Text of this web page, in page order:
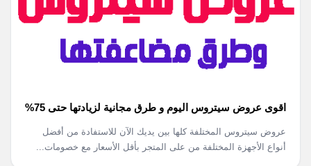
اقوى عروض سيتروس اليوم و طرق مجانية لزيادتها حتى 75%
عروض سيتروس المختلفة كلها بين يديك الآن للاستفادة من أفضل
أنواع الأجهزة المختلفة من على المتجر بأقل الأسعار مع خصومات...